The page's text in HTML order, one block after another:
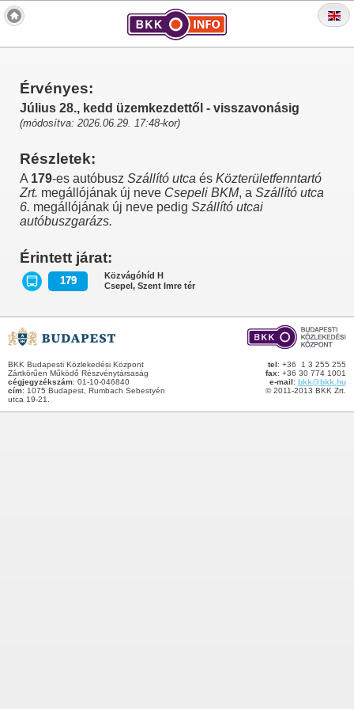
Érvényes:
Július 28., kedd üzemkezdettől - visszavonásig
(módosítva: 2026.06.29. 17:48-kor)
Részletek:
A 179-es autóbusz Szállító utca és Közterületfenntartó
Zrt. megállójának új neve Csepeli BKM, a Szállító utca
6. megállójának új neve pedig Szállító utcai
autóbuszgarázs.
Érintett járat:
179
Közvágóhíd H
Csepel, Szent Imre tér
BKK Budapesti Közlekedési Központ
Zártkörűen Működő Részvénytársaság
cégjegyzékszám: 01-10-046840
cím: 1075 Budapest, Rumbach Sebestyén
utca 19-21.
tel: +36 1 3 255 255
fax: +36 30 774 1001
e-mail: bkk@bkk.hu
© 2011-2013 BKK Zrt.